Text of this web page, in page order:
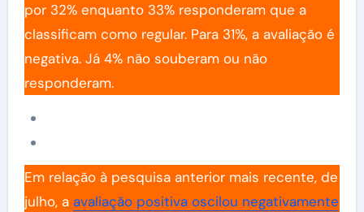
por 32% enquanto 33% responderam que a
classificam como regular. Para 31%, a avaliação é
negativa. Já 4% não souberam ou não
responderam.
Em relação à pesquisa anterior mais recente, de
julho, a avaliação positiva oscilou negativamente